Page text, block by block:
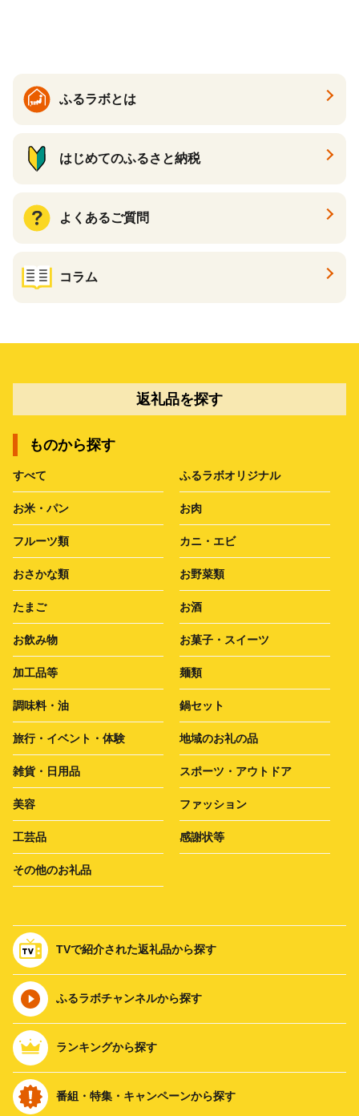
ふるラボとは
はじめてのふるさと納税
よくあるご質問
コラム
返礼品を探す
ものから探す
すべて ふるラボオリジナル
お米・パン お肉
フルーツ類 カニ・エビ
おさかな類 お野菜類
たまご お酒
お飲み物 お菓子・スイーツ
加工品等 麺類
調味料・油 鍋セット
旅行・イベント・体験 地域のお礼の品
雑貨・日用品 スポーツ・アウトドア
美容 ファッション
工芸品 感謝状等
その他のお礼品
TVで紹介された返礼品から探す
ふるラボチャンネルから探す
ランキングから探す
番組・特集・キャンペーンから探す